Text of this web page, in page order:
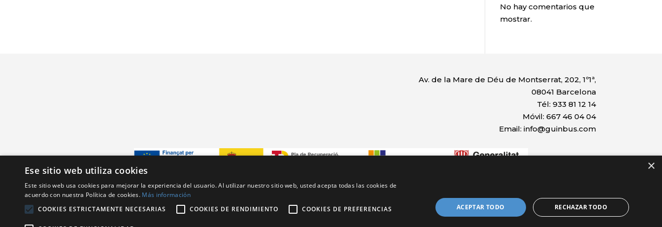
No hay comentarios que
mostrar.
Av. de la Mare de Déu de Montserrat, 202, 1º1ª,
08041 Barcelona
Tél: 933 81 12 14
Móvil: 667 46 04 04
Email: info@guinbus.com
Destaquem el suport financer de la Unió Europea” del programa de “Subvencions per a la transformació de flotas de
Amb l’objectiu de renovació ambiental dautocars. Adquirit una unitat de més capacitat.
×
Ese sitio web utiliza cookies
Este sitio web usa cookies para mejorar la experiencia del usuario. Al utilizar nuestro sitio web, usted acepta todas las cookies de
acuerdo con nuestra Política de cookies. Más información
COOKIES ESTRICTAMENTE NECESARIAS
COOKIES DE RENDIMIENTO COOKIES DE PREFERENCIAS ACEPTAR TODO RECHAZAR TODO